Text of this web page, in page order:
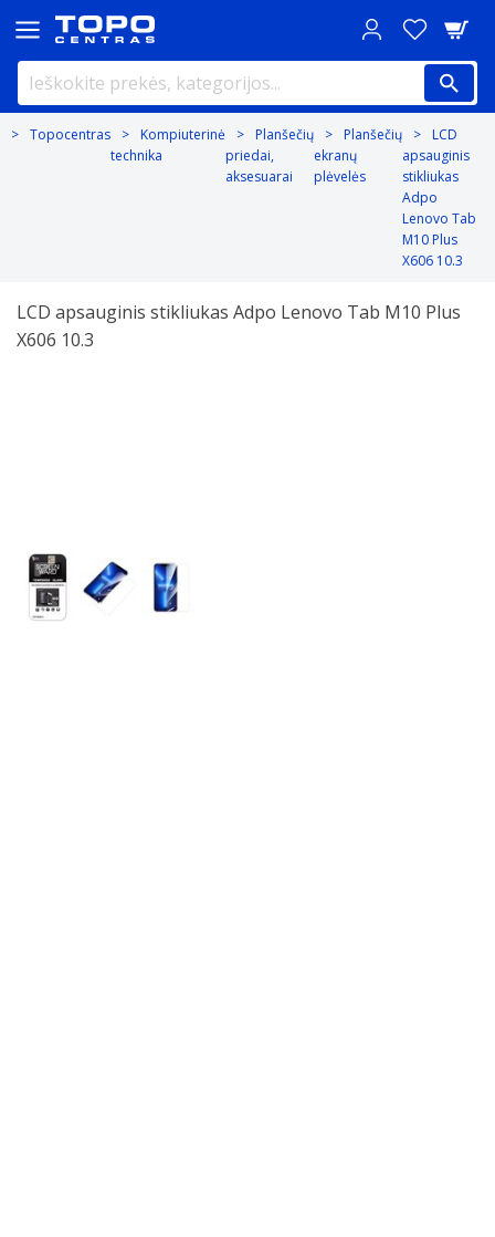
Topocentras
Kompiuterinė
technika
Planšečių
priedai,
aksesuarai
Planšečių
ekranų
plėvelės
LCD
apsauginis
stikliukas
Adpo
Lenovo Tab
M10 Plus
X606 10.3
LCD apsauginis stikliukas Adpo Lenovo Tab M10 Plus
X606 10.3